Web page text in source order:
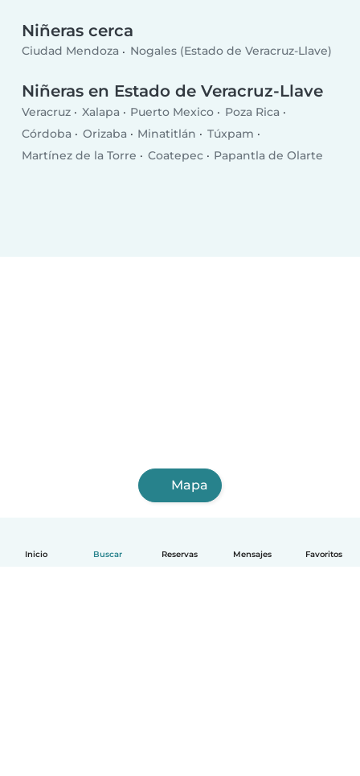
Inicio Buscar Reservas Mensajes Favoritos
Niñeras cerca
Ciudad Mendoza Nogales (Estado de Veracruz-Llave)
Niñeras en Estado de Veracruz-Llave
Veracruz Xalapa Puerto Mexico
Poza Rica
Córdoba
Orizaba Minatitlán
Túxpam
Martínez de la Torre
Coatepec Papantla de Olarte
Mapa